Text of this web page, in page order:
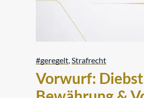
#geregelt,Strafrecht
Vorwurf: